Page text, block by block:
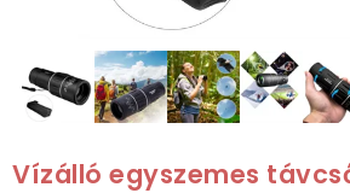
Vízálló egyszemes